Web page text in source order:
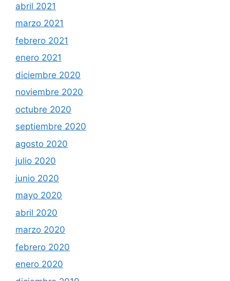
abril 2021
marzo 2021
febrero 2021
enero 2021
diciembre 2020
noviembre 2020
octubre 2020
septiembre 2020
agosto 2020
julio 2020
junio 2020
mayo 2020
abril 2020
marzo 2020
febrero 2020
enero 2020